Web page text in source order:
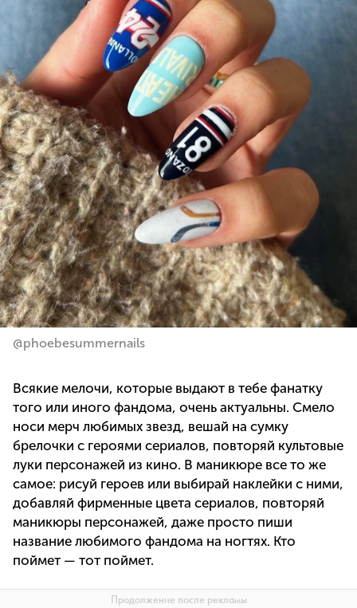
@phoebesummernails
Всякие мелочи, которые выдают в тебе фанатку
того или иного фандома, очень актуальны. Смело
носи мерч любимых звезд, вешай на сумку
брелочки с героями сериалов, повторяй культовые
луки персонажей из кино. В маникюре все то же
самое: рисуй героев или выбирай наклейки с ними,
добавляй фирменные цвета сериалов, повторяй
маникюры персонажей, даже просто пиши
название любимого фандома на ногтях. Кто
поймет — тот поймет.